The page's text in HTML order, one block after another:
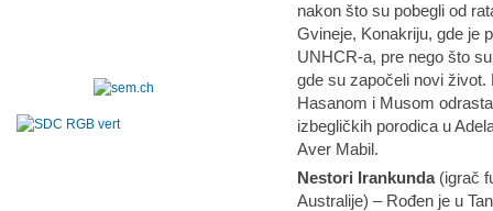
nakon što su pobegli od
Gvineje, Konakriju, gde je
UNHCR-a, pre nego što
gde su započeli novi
Hasanom i Musom
izbegličkih porodica u
Aver Mabil.
Nestori Irankunda(igrač
Australije) – Rođen je u